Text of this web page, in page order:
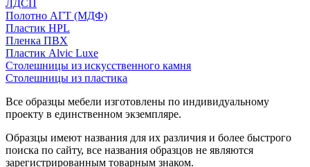
ЛДСП
Полотно АГТ (МДФ)
Пластик HPL
Пленка ПВХ
Пластик Alvic Luxe
Столешницы из искусственного камня
Столешницы из пластика
Все образцы мебели изготовлены по индивидуальному
проекту в единственном экземпляре.
Образцы имеют названия для их различия и более быстрого
поиска по сайту, все названия образцов не являются
зарегистрированным товарным знаком.